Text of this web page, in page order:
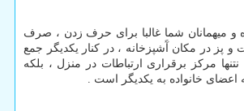
و میهمانان شما غالبا برای حرف زدن ، صرف
و پز در مکان آَشپزخانه ، در کنار یکدیگر جمع
مرکز برقراری ارتباطات در منزل ، بلکه
خانواده به یکدیگر است .